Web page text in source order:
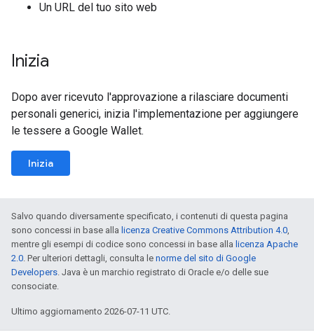
Un URL del tuo sito web
Inizia
Dopo aver ricevuto l'approvazione a rilasciare documenti
personali generici, inizia l'implementazione per aggiungere
le tessere a Google Wallet.
Inizia
Salvo quando diversamente specificato, i contenuti di questa pagina
sono concessi in base alla licenza Creative Commons Attribution 4.0,
mentre gli esempi di codice sono concessi in base alla licenza Apache
2.0. Per ulteriori dettagli, consulta le norme del sito di Google
Developers. Java è un marchio registrato di Oracle e/o delle sue
consociate.
Ultimo aggiornamento 2026-07-11 UTC.